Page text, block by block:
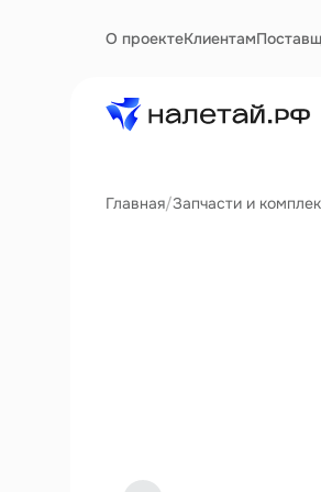
О проектеКлиентам
Главная/Запчасти и